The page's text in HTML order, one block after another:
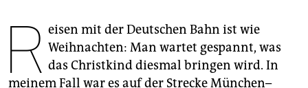
wahrheit
verlag
R eisen mit der Deutschen Bahn ist wie
Weihnachten: Man wartet gespannt, was
das Christkind diesmal bringen wird. In
meinem Fall war es auf der Strecke München–